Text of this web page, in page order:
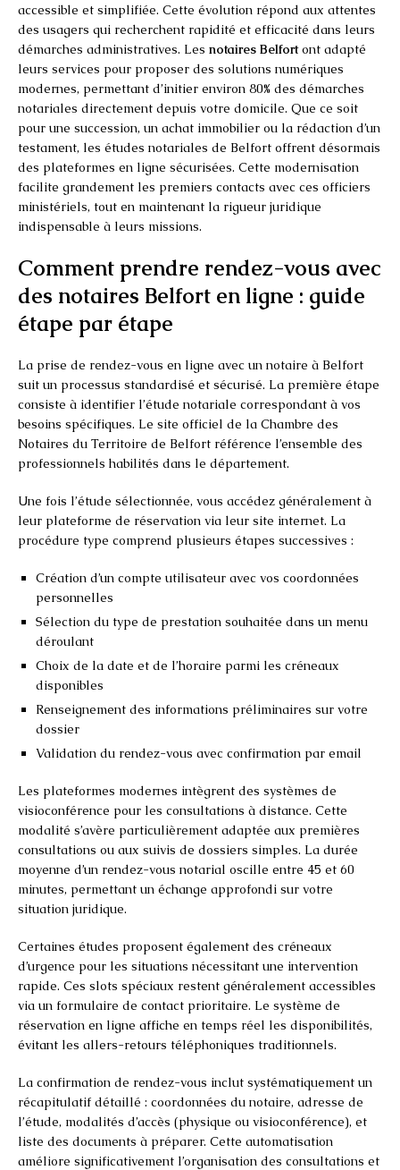
accessible et simplifiée. Cette évolution répond aux attentes
des usagers qui recherchent rapidité et efficacité dans leurs
démarches administratives. Les notaires Belfortont adapté
leurs services pour proposer des solutions numériques
modernes, permettant d’initier environ 80% des démarches
notariales directement depuis votre domicile. Que ce soit
pour une succession, un achat immobilier ou la rédaction d’un
testament, les études notariales de Belfort offrent désormais
des plateformes en ligne sécurisées. Cette modernisation
facilite grandement les premiers contacts avec ces officiers
ministériels, tout en maintenant la rigueur juridique
indispensable à leurs missions.
Comment prendre rendez-vous avec
des notaires Belfort en ligne : guide
étape par étape
La prise de rendez-vous en ligne avec un notaire à Belfort
suit un processus standardisé et sécurisé. La première étape
consiste à identifier l’étude notariale correspondant à vos
besoins spécifiques. Le site officiel de la Chambre des
Notaires du Territoire de Belfort référence l’ensemble des
professionnels habilités dans le département.
Une fois l’étude sélectionnée, vous accédez généralement à
leur plateforme de réservation via leur site internet. La
procédure type comprend plusieurs étapes successives :
Création d’un compte utilisateur avec vos coordonnées
personnelles
Sélection du type de prestation souhaitée dans un menu
déroulant
Choix de la date et de l’horaire parmi les créneaux
disponibles
Renseignement des informations préliminaires sur votre
dossier
Validation du rendez-vous avec confirmation par email
Les plateformes modernes intègrent des systèmes de
visioconférence pour les consultations à distance. Cette
modalité s’avère particulièrement adaptée aux premières
consultations ou aux suivis de dossiers simples. La durée
moyenne d’un rendez-vous notarial oscille entre 45 et 60
minutes, permettant un échange approfondi sur votre
situation juridique.
Certaines études proposent également des créneaux
d’urgence pour les situations nécessitant une intervention
rapide. Ces slots spéciaux restent généralement accessibles
via un formulaire de contact prioritaire. Le système de
réservation en ligne affiche en temps réel les disponibilités,
évitant les allers-retours téléphoniques traditionnels.
La confirmation de rendez-vous inclut systématiquement un
récapitulatif détaillé : coordonnées du notaire, adresse de
l’étude, modalités d’accès (physique ou visioconférence), et
liste des documents à préparer. Cette automatisation
améliore significativement l’organisation des consultations et